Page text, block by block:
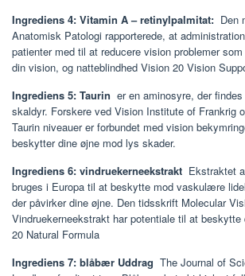
Ingrediens 4: Vitamin A – retinylpalmitat: Den
Anatomisk Patologi rapporterede, at
patienter med til at reducere vision problemer
din vision, og natteblindhed Vision 20 Vision
Ingrediens 5: Taurin er en aminosyre, der
skaldyr. Forskere ved Vision Institute of Frankrig
Taurin niveauer er forbundet med vision
beskytter dine øjne mod lys skader.
Ingrediens 6: vindruekerneekstrakt Ekstraktet
bruges i Europa til at beskytte mod vaskulære
der påvirker dine øjne. Den tidsskrift Molecular
Vindruekerneekstrakt har potentiale til at
20 Natural Formula
Ingrediens 7: blåbær Uddrag The Journal of